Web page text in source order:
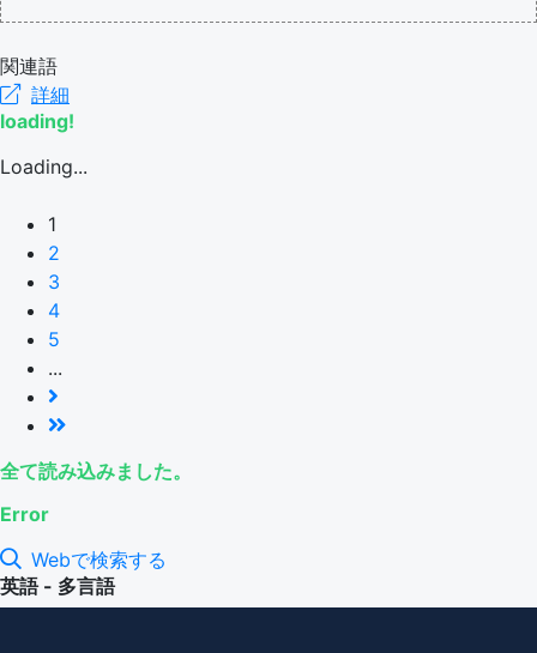
関連語
詳細
loading!
Loading...
1
2
3
4
5
...
全て読み込みました。
Error
Webで検索する
英語 - 多言語